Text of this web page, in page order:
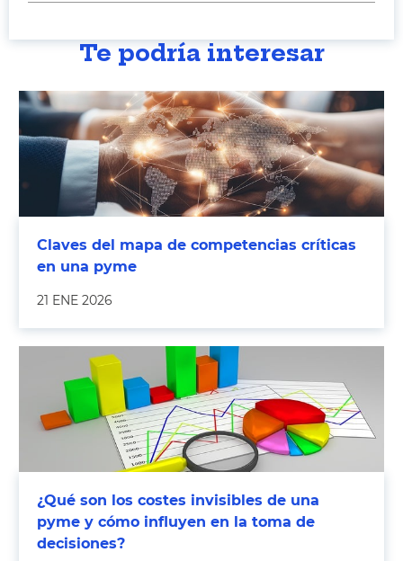
Te podría interesar
Claves del mapa de competencias críticas
en una pyme
21 ENE 2026
¿Qué son los costes invisibles de una
pyme y cómo influyen en la toma de
decisiones?